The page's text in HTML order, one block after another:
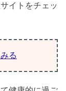
イトをチェッ
る